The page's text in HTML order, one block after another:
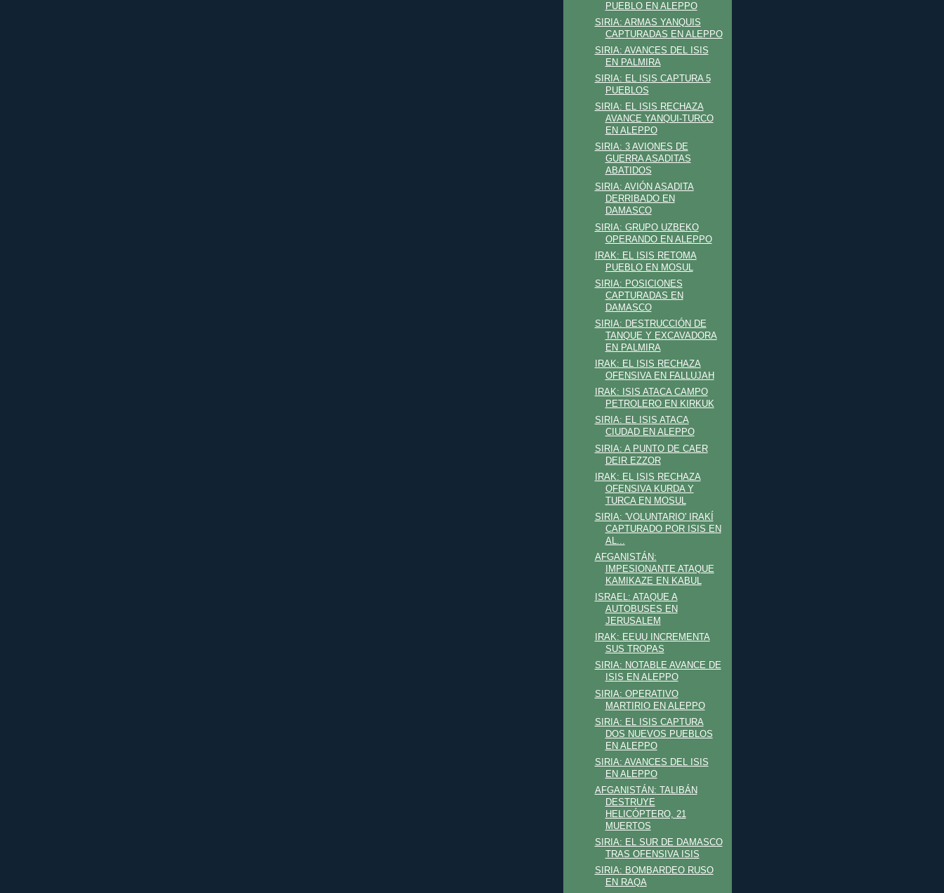
PUEBLO EN ALEPPO
SIRIA: ARMAS YANQUIS
CAPTURADAS EN ALEPPO
SIRIA: AVANCES DEL ISIS
EN PALMIRA
SIRIA: EL ISIS CAPTURA 5
PUEBLOS
SIRIA: EL ISIS RECHAZA
AVANCE YANQUI-TURCO
EN ALEPPO
SIRIA: 3 AVIONES DE
GUERRA ASADITAS
ABATIDOS
SIRIA: AVIÓN ASADITA
DERRIBADO EN
DAMASCO
SIRIA: GRUPO UZBEKO
OPERANDO EN ALEPPO
IRAK: EL ISIS RETOMA
PUEBLO EN MOSUL
SIRIA: POSICIONES
CAPTURADAS EN
DAMASCO
SIRIA: DESTRUCCIÓN DE
TANQUE Y EXCAVADORA
EN PALMIRA
IRAK: EL ISIS RECHAZA
OFENSIVA EN FALLUJAH
IRAK: ISIS ATACA CAMPO
PETROLERO EN KIRKUK
SIRIA: EL ISIS ATACA
CIUDAD EN ALEPPO
SIRIA: A PUNTO DE CAER
DEIR EZZOR
IRAK: EL ISIS RECHAZA
OFENSIVA KURDA Y
TURCA EN MOSUL
SIRIA: 'VOLUNTARIO' IRAKÍ
CAPTURADO POR ISIS EN
AL...
AFGANISTÁN:
IMPESIONANTE ATAQUE
KAMIKAZE EN KABUL
ISRAEL: ATAQUE A
AUTOBUSES EN
JERUSALEM
IRAK: EEUU INCREMENTA
SUS TROPAS
SIRIA: NOTABLE AVANCE DE
ISIS EN ALEPPO
SIRIA: OPERATIVO
MARTIRIO EN ALEPPO
SIRIA: EL ISIS CAPTURA
DOS NUEVOS PUEBLOS
EN ALEPPO
SIRIA: AVANCES DEL ISIS
EN ALEPPO
AFGANISTÁN: TALIBÁN
DESTRUYE
HELICÓPTERO, 21
MUERTOS
SIRIA: EL SUR DE DAMASCO
TRAS OFENSIVA ISIS
SIRIA: BOMBARDEO RUSO
EN RAQA